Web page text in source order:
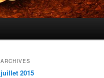
ARCHIVES
juillet 2015